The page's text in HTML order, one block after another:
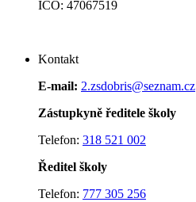
IČO: 47067519
Kontakt
E-mail: 2.zsdobris@seznam.cz
Zástupkyně ředitele školy
Telefon: 318 521 002
Ředitel školy
Telefon: 777 305 256